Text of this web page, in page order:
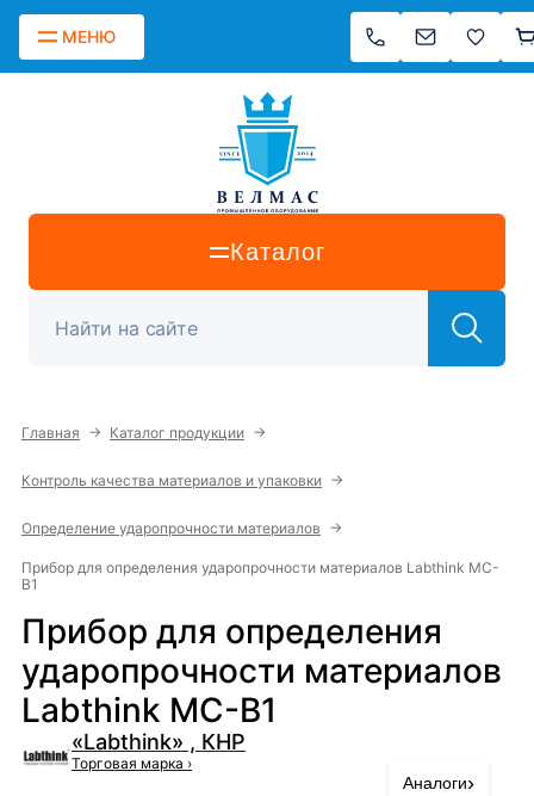
МЕНЮ
Каталог
Главная → Каталог продукции →
Контроль качества материалов и упаковки →
Определение ударопрочности материалов →
Прибор для определения ударопрочности материалов Labthink MC-
B1
Прибор для определения
ударопрочности материалов
Labthink MC-B1
«Labthink» , КНР
Торговая марка ›
Аналоги›